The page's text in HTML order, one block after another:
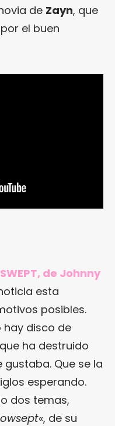
de Zayn, que
el buen
de Johnny
esta
posibles.
hay disco de
ha destruido
gustaba. Que se la
esperando.
dos temas,
«, de su